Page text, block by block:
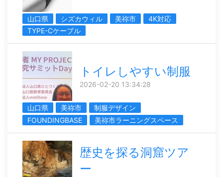
山口県 シズカウィル 美祢市
4K対応
TYPE-Cケーブル
トイレしやすい制服
2026-02-20 13:34:28
山口県 美祢市
制服デザイン
FOUNDINGBASE
美祢市ラーニングスペース
歴史を探る洞窟ツア
ー